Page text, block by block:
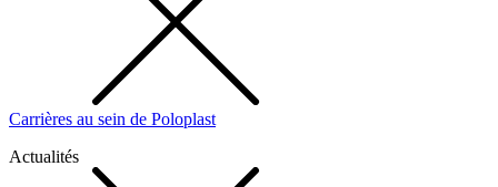
Carrières au sein de Poloplast
Actualités